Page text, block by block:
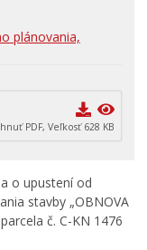
plánovania,
PDF, Veľkosť 628 KB
o upustení od
stavby „OBNOVA
č. C-KN 1476